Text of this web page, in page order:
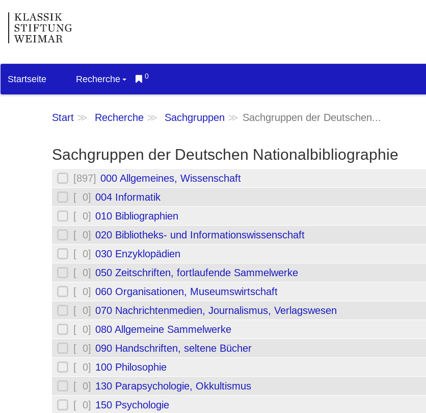
Startseite Recherche 0
Start Recherche Sachgruppen Sachgruppen der Deutschen...
Sachgruppen der Deutschen Nationalbibliographie
[897] 000 Allgemeines, Wissenschaft
[ 0] 004 Informatik
[ 0] 010 Bibliographien
[ 0] 020 Bibliotheks- und Informationswissenschaft
[ 0] 030 Enzyklopädien
[ 0] 050 Zeitschriften, fortlaufende Sammelwerke
[ 0] 060 Organisationen, Museumswirtschaft
[ 0] 070 Nachrichtenmedien, Journalismus, Verlagswesen
[ 0] 080 Allgemeine Sammelwerke
[ 0] 090 Handschriften, seltene Bücher
[ 0] 100 Philosophie
[ 0] 130 Parapsychologie, Okkultismus
[ 0] 150 Psychologie